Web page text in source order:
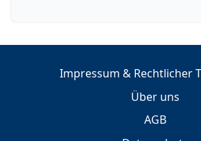
Impressum & Rechtlicher
Über uns
AGB